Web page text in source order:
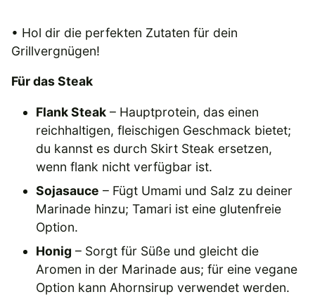
• Hol dir die perfekten Zutaten für dein
Grillvergnügen!
Für das Steak
Flank Steak – Hauptprotein, das einen
reichhaltigen, fleischigen Geschmack bietet;
du kannst es durch Skirt Steak ersetzen,
wenn flank nicht verfügbar ist.
Sojasauce – Fügt Umami und Salz zu deiner
Marinade hinzu; Tamari ist eine glutenfreie
Option.
Honig – Sorgt für Süße und gleicht die
Aromen in der Marinade aus; für eine vegane
Option kann Ahornsirup verwendet werden.